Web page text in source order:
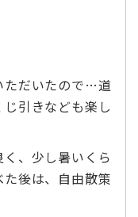
ただいたので…道
引きなども楽し
、少し暑いくら
後は、自由散策